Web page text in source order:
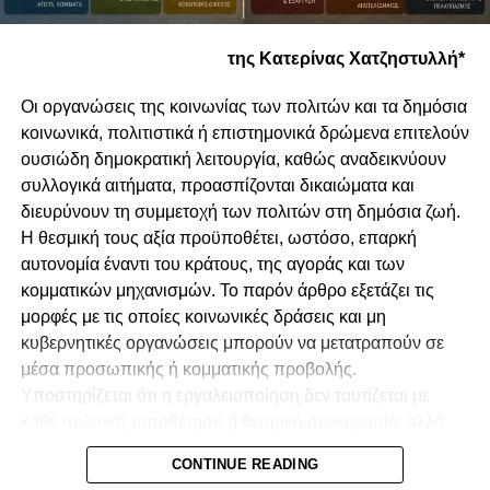
της Κατερίνας Χατζηστυλλή*
Οι οργανώσεις της κοινωνίας των πολιτών και τα δημόσια
κοινωνικά, πολιτιστικά ή επιστημονικά δρώμενα επιτελούν
ουσιώδη δημοκρατική λειτουργία, καθώς αναδεικνύουν
συλλογικά αιτήματα, προασπίζονται δικαιώματα και
διευρύνουν τη συμμετοχή των πολιτών στη δημόσια ζωή.
Η θεσμική τους αξία προϋποθέτει, ωστόσο, επαρκή
αυτονομία έναντι του κράτους, της αγοράς και των
κομματικών μηχανισμών. Το παρόν άρθρο εξετάζει τις
μορφές με τις οποίες κοινωνικές δράσεις και μη
κυβερνητικές οργανώσεις μπορούν να μετατραπούν σε
μέσα προσωπικής ή κομματικής προβολής.
Υποστηρίζεται ότι η εργαλειοποίηση δεν ταυτίζεται με
προκύπτει όταν αποκρύπτονται οι πραγματικές σχέσεις
διοργάνωσης, χρηματοδότησης, ελέγχου και
CONTINUE READING